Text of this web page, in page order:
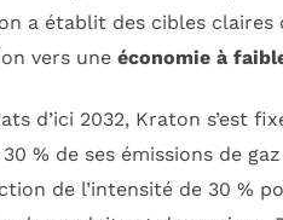
a établit des cibles
vers une économie à
d’ici 2032, Kraton s’est
% de ses émissions de
de l’intensité de 30 %